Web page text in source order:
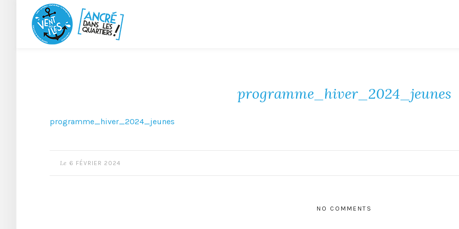
programme_hiver_2024_jeunes
programme_hiver_2024_jeunes
Le 6 FÉVRIER 2024
NO COMMENTS